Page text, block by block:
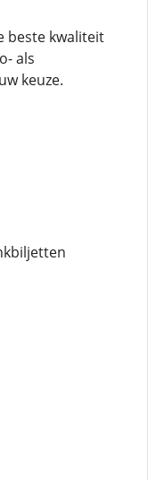
beste kwaliteit
als
keuze.